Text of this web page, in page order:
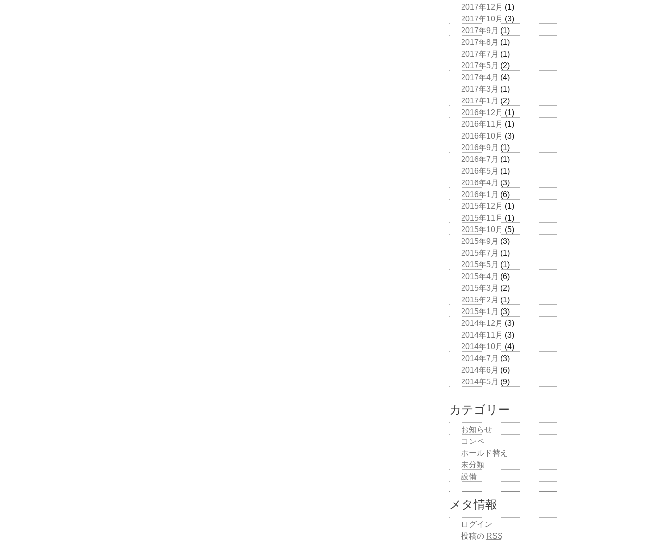
2017年12月 (1)
2017年10月 (3)
2017年9月 (1)
2017年8月 (1)
2017年7月 (1)
2017年5月 (2)
2017年4月 (4)
2017年3月 (1)
2017年1月 (2)
2016年12月 (1)
2016年11月 (1)
2016年10月 (3)
2016年9月 (1)
2016年7月 (1)
2016年5月 (1)
2016年4月 (3)
2016年1月 (6)
2015年12月 (1)
2015年11月 (1)
2015年10月 (5)
2015年9月 (3)
2015年7月 (1)
2015年5月 (1)
2015年4月 (6)
2015年3月 (2)
2015年2月 (1)
2015年1月 (3)
2014年12月 (3)
2014年11月 (3)
2014年10月 (4)
2014年7月 (3)
2014年6月 (6)
2014年5月 (9)
カテゴリー
お知らせ
コンペ
ホールド替え
未分類
設備
メタ情報
ログイン
投稿の RSS